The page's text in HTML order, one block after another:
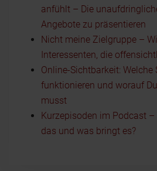
anfühlt – Die
Angebote zu präsentieren
Nicht meine Zielgruppe –
Interessenten, die
Online-Sichtbarkeit: Welche
funktionieren und worauf
musst
Kurzepisoden im Podcast
das und was bringt es?